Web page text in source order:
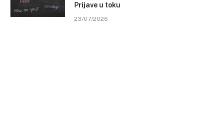
Prijave u toku
23/07/2026